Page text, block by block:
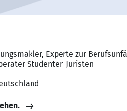
Experte zur
Studenten Juristen